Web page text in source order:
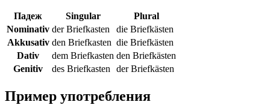
Падеж Singular
Plural
Nominativ der Briefkasten
die Briefkästen
Akkusativ den Briefkasten die Briefkästen
Dativ
dem Briefkasten den Briefkästen
Genitiv
des Briefkasten der Briefkästen
Пример употребления